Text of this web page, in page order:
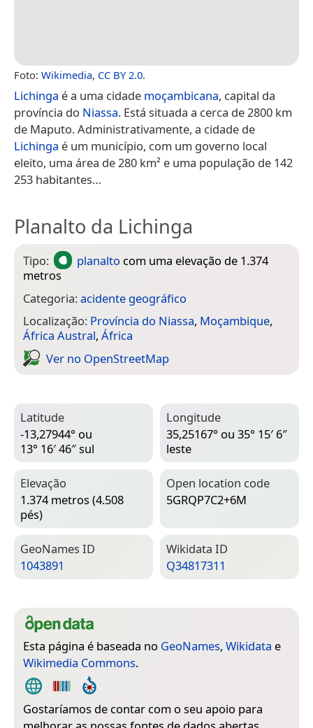
Foto: Wikimedia, CC BY 2.0.
Lichinga é a uma cidade moçambicana, capital da
província do Niassa. Está situada a cerca de 2800 km
de Maputo. Administrativamente, a cidade de
Lichinga é um município, com um governo local
eleito, uma área de 280 km² e uma população de 142
253 habitantes…
Planalto da Lichinga
Tipo: planalto com uma elevação de 1.374
metros
Categoria:acidente geográfico
Localização: Província do Niassa, Moçambique,
África Austral, África
Ver no Open­Street­Map
Latitude
-13,27944° ou
13° 16′ 46″ sul
Longitude
35,25167° ou 35° 15′ 6″
leste
Elevação
1.374 metros (4.508
pés)
Open location code
5GRQP7C2+6M
Geo­Names ID
1043891
Wiki­data ID
Q34817311
Esta página é baseada no GeoNames, Wikidata e
Wikimedia Commons.
Gostaríamos de contar com o seu apoio para